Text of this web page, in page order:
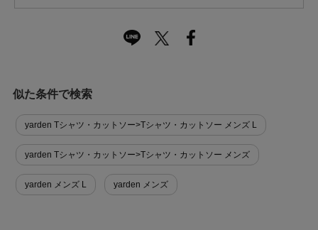
似た条件で検索
yarden Tシャツ・カットソー>Tシャツ・カットソー メンズ L
yarden Tシャツ・カットソー>Tシャツ・カットソー メンズ
yarden メンズ L yarden メンズ